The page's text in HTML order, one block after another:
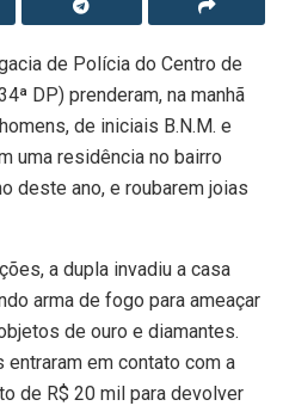
de Polícia do Centro de
DP) prenderam, na manhã
de iniciais B.N.M. e
uma residência no bairro
deste ano, e roubarem joias
a dupla invadiu a casa
arma de fogo para ameaçar
de ouro e diamantes.
em contato com a
de R$ 20 mil para devolver